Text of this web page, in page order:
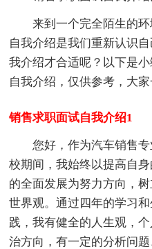
来到一个完全陌生的
自我介绍是我们重新认识
我介绍才合适呢？以下是
自我介绍，仅供参考，大家
销售求职面试自我介绍1
您好，作为汽车销售
校期间，我始终以提高自
的全面发展为努力方向，
世界观。通过四年的学习
践，我有健全的人生观，
治方向，有一定的分析问